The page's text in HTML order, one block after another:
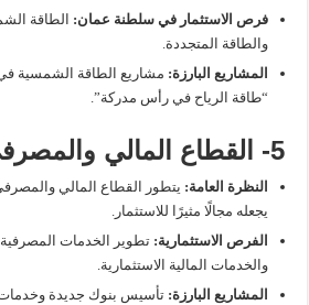
فرص الاستثمار في سلطنة عمان: الطاقة
والطاقة المتجددة.
المشاريع البارزة: مشاريع الطاقة الشمسية
“طاقة الرياح في رأس مدركة”.
5- القطاع المالي والمصرفي:
النظرة العامة: يتطور القطاع المالي
يجعله مجالًا مثيرًا للاستثمار.
الفرص الاستثمارية: تطوير الخدمات المصرفية
والخدمات المالية الاستثمارية.
المشاريع البارزة: تأسيس بنوك جديدة وخدمات